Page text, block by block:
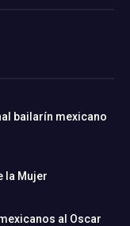
bailarín mexicano
la Mujer
al Oscar